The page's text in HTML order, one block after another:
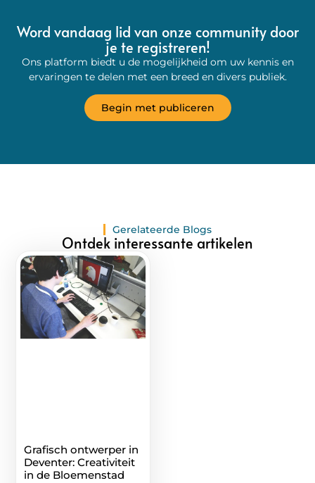
Word vandaag lid van onze community door
je te registreren!
Ons platform biedt u de mogelijkheid om uw kennis en
ervaringen te delen met een breed en divers publiek.
Begin met publiceren
Gerelateerde Blogs
Ontdek interessante artikelen
Grafisch ontwerper in
Deventer: Creativiteit
in de Bloemenstad